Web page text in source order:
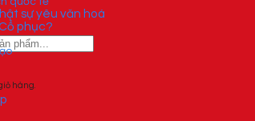
hàng.
sự yêu văn hoá
phục?